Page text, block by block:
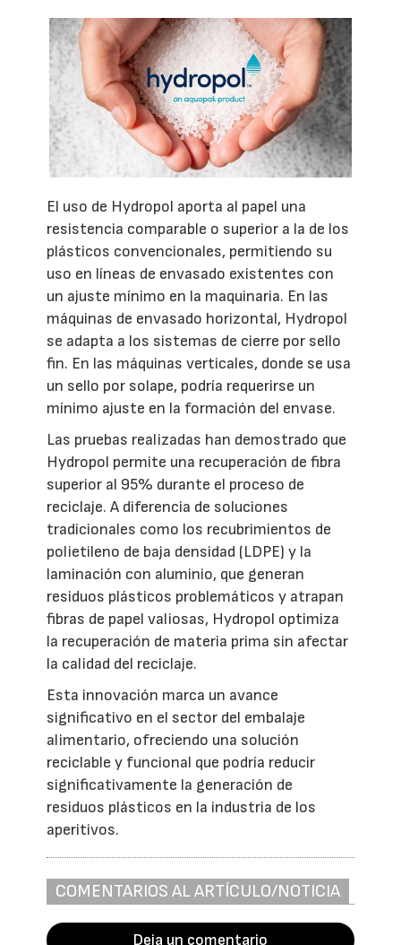
El uso de Hydropol aporta al papel una
resistencia comparable o superior a la de los
plásticos convencionales, permitiendo su
uso en líneas de envasado existentes con
un ajuste mínimo en la maquinaria. En las
máquinas de envasado horizontal, Hydropol
se adapta a los sistemas de cierre por sello
fin. En las máquinas verticales, donde se usa
un sello por solape, podría requerirse un
mínimo ajuste en la formación del envase.
Las pruebas realizadas han demostrado que
Hydropol permite una recuperación de fibra
superior al 95% durante el proceso de
reciclaje. A diferencia de soluciones
tradicionales como los recubrimientos de
polietileno de baja densidad (LDPE) y la
laminación con aluminio, que generan
residuos plásticos problemáticos y atrapan
fibras de papel valiosas, Hydropol optimiza
la recuperación de materia prima sin afectar
la calidad del reciclaje.
Esta innovación marca un avance
significativo en el sector del embalaje
alimentario, ofreciendo una solución
reciclable y funcional que podría reducir
significativamente la generación de
residuos plásticos en la industria de los
aperitivos.
COMENTARIOS AL ARTÍCULO/NOTICIA
Deja un comentario